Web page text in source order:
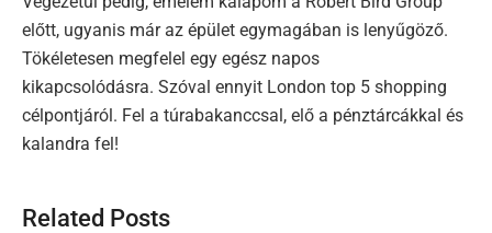
előtt, ugyanis már az épület egymagában is lenyűgöző.
Tökéletesen megfelel egy egész napos
kikapcsolódásra. Szóval ennyit London top 5 shopping
célpontjáról. Fel a túrabakanccsal, elő a pénztárcákkal és
kalandra fel!
Related Posts